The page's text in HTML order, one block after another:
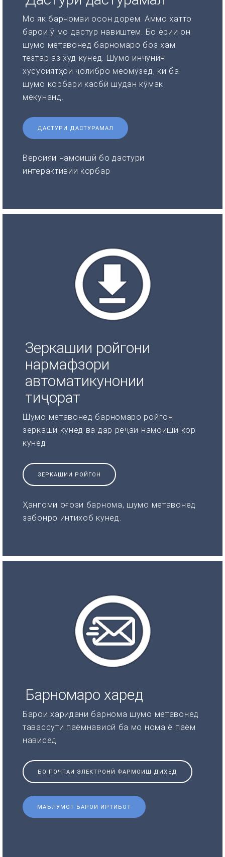
Мо як барномаи осон дорем. Аммо ҳатто
барои ӯ мо дастур навиштем. Бо ёрии он
шумо метавонед барномаро боз ҳам
тезтар аз худ кунед. Шумо инчунин
хусусиятҳои ҷолибро меомӯзед, ки ба
шумо корбари касбӣ шудан кӯмак
мекунанд.
ДАСТУРИ ДАСТУРАМАЛ
Версияи намоишӣ бо дастури
интерактивии корбар
Зеркашии ройгони
нармафзори
автоматикунонии
тиҷорат
Шумо метавонед барномаро ройгон
зеркашӣ кунед ва дар реҷаи намоишӣ кор
кунед
ЗЕРКАШИИ РОЙГОН
Ҳангоми оғози барнома, шумо метавонед
забонро интихоб кунед.
Барномаро харед
Барои харидани барнома шумо метавонед
тавассути паёмнависӣ ба мо нома ё паём
нависед
БО ПОЧТАИ ЭЛЕКТРОНӢ ФАРМОИШ ДИҲЕД
МАЪЛУМОТ БАРОИ ИРТИБОТ